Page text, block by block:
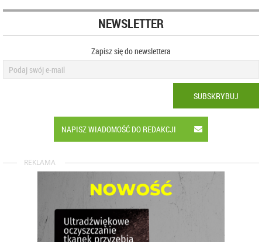
NEWSLETTER
Zapisz się do newslettera
SUBSKRYBUJ
NAPISZ WIADOMOŚĆ DO REDAKCJI
REKLAMA